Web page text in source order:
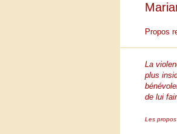
Propos
La
plus
de lui
Les